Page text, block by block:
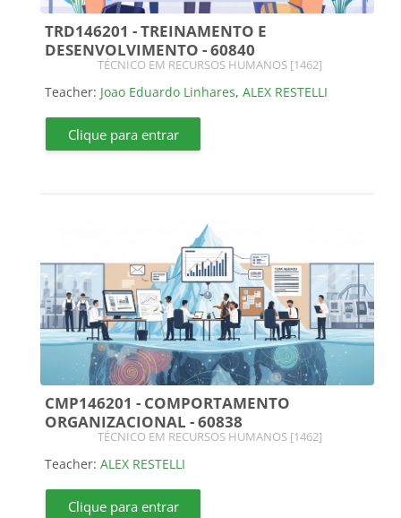
TRD146201 - TREINAMENTO E
DESENVOLVIMENTO - 60840
Course category
TÉCNICO EM RECURSOS HUMANOS [1462]
Teacher: Joao Eduardo Linhares, ALEX RESTELLI
Clique para entrar
CMP146201 - COMPORTAMENTO
ORGANIZACIONAL - 60838
Course category
TÉCNICO EM RECURSOS HUMANOS [1462]
Teacher: ALEX RESTELLI
Clique para entrar